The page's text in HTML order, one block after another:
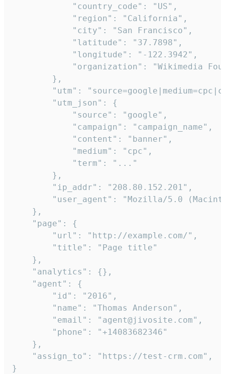
            "country_code": "US",
            "region": "California",
            "city": "San Francisco",
            "latitude": "37.7898",
            "longitude": "-122.3942",
"organization": "Wikimedia
        },
"utm":
        "utm_json": {
            "source": "google",
            "campaign": "campaign_name",
            "content": "banner",
            "medium": "cpc",
            "term": "..."
        },
        "ip_addr": "208.80.152.201",
"user_agent": "Mozilla/5.0
    },
    "page": {
        "url": "http://example.com/",
        "title": "Page title"
    },
    "analytics": {},
    "agent": {
        "id": "2016",
        "name": "Thomas Anderson",
        "email": "agent@jivosite.com",
        "phone": "+14083682346"
    },
    "assign_to": "https://test-crm.com",
}